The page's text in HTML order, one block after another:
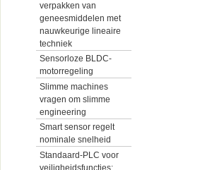
verpakken van
geneesmiddelen met
nauwkeurige lineaire
techniek
Sensorloze BLDC-
motorregeling
Slimme machines
vragen om slimme
engineering
Smart sensor regelt
nominale snelheid
Standaard-PLC voor
veiligheidsfuncties: